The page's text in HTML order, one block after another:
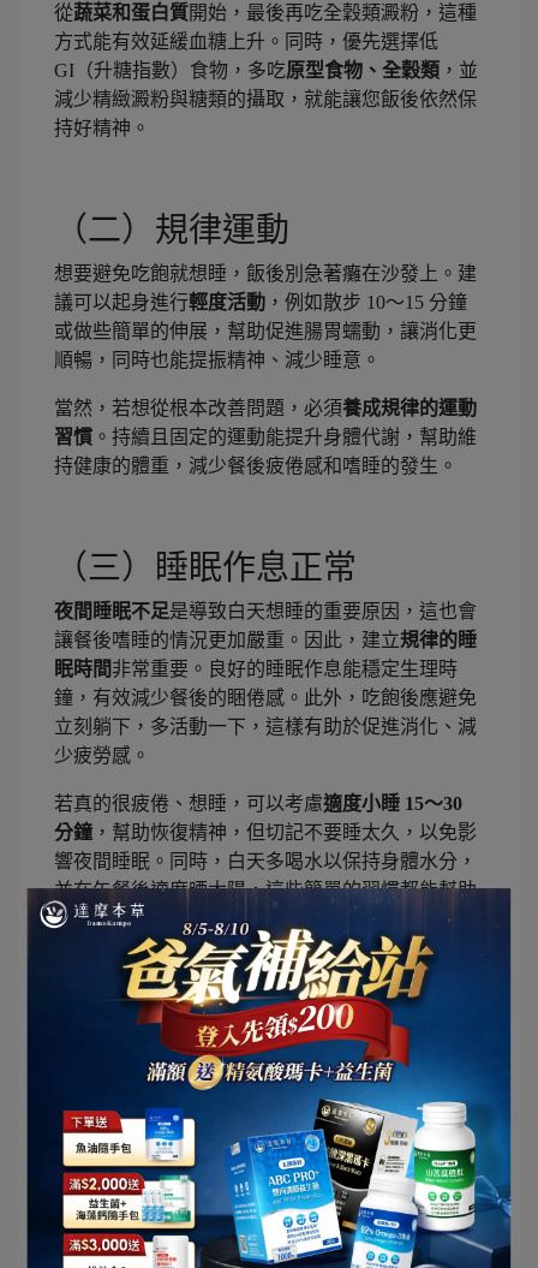
從蔬菜和蛋白質開始，最後再吃全穀類澱粉，這種
方式能有效延緩血糖上升。同時，優先選擇低
GI（升糖指數）食物，多吃原型食物、全穀類 ，並
減少精緻澱粉與糖類的攝取，就能讓您飯後依然保
持好精神。
（二）規律運動
想要避免吃飽就想睡，飯後別急著癱在沙發上。建
議可以起身進行輕度活動 ，例如散步 10～15 分鐘
或做些簡單的伸展，幫助促進腸胃蠕動，讓消化更
順暢，同時也能提振精神、減少睡意。
當然，若想從根本改善問題，必須養成規律的運動
習慣 。持續且固定的運動能提升身體代謝，幫助維
持健康的體重，減少餐後疲倦感和嗜睡的發生。
（三）睡眠作息正常
夜間睡眠不足是導致白天想睡的重要原因，這也會
讓餐後嗜睡的情況更加嚴重。因此，建立規律的睡
眠時間非常重要。良好的睡眠作息能穩定生理時
鐘，有效減少餐後的睏倦感。此外，吃飽後應避免
立刻躺下，多活動一下，這樣有助於促進消化、減
少疲勞感。
若真的很疲倦、想睡，可以考慮適度小睡 15～30
分鐘 ，幫助恢復精神，但切記不要睡太久，以免影
響夜間睡眠。同時，白天多喝水以保持身體水分，
並在午餐後適度晒太陽，這些簡單的習慣都能幫助
您提振精神。
（四）補充保健食品
市面上有些保健食品標榜能輔助醣類代謝或消化，
但若想確認安全性與功效，建議選擇經政府審核、
取得「健康食品小綠人標章」，或是補充具有調節
血糖功效之健康食品。
常見獲核准使用於此類健字號產品的配方包含礦物
質鉻、鋅、膳食纖維、苦瓜萃取物等，能協助維持
正常醣類代謝，進一步守護日常健康。